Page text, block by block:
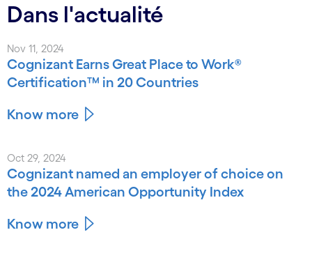
Dans l'actualité
Nov 11, 2024
Cognizant Earns Great Place to Work®
Certification™ in 20 Countries
Know more
Oct 29, 2024
Cognizant named an employer of choice on
the 2024 American Opportunity Index
Know more